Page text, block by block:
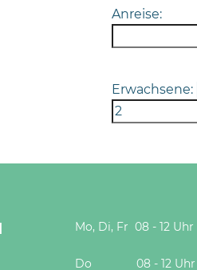
Anreise:
Erwachsene:
Mo, Di, Fr 08 - 12 Uhr
Do 08 - 12 Uhr